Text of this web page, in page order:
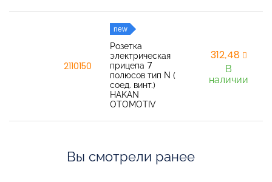
2110150
new
Розетка
электрическая
прицепа 7
полюсов тип N (
соед. винт.)
HAKAN
OTOMOTIV
312,48
В
наличии
Вы смотрели ранее